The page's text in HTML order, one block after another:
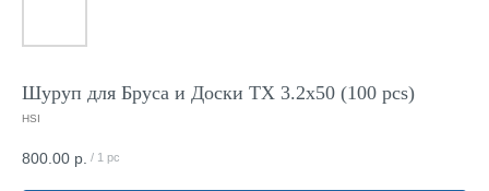
Шуруп для Бруса и Доски TX 3.2x50 (100 pcs)
HSI
800.00 р. / 1 pc